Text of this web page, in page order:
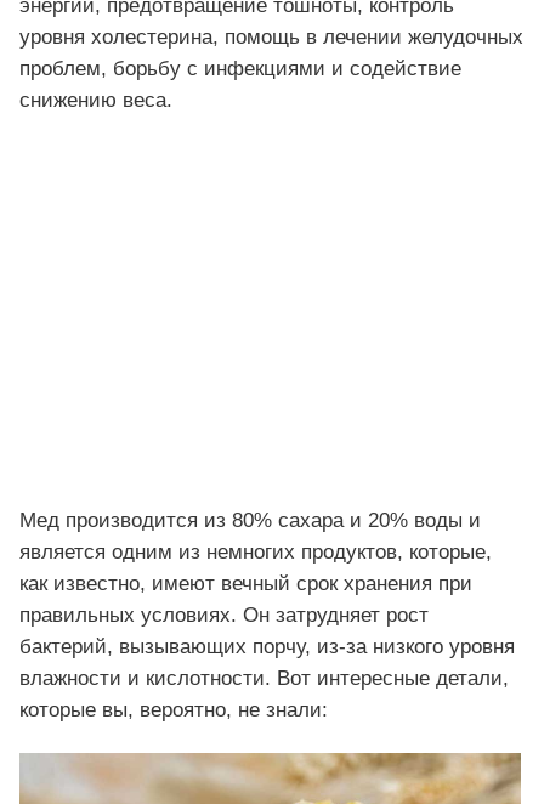
энергии, предотвращение тошноты, контроль
уровня холестерина, помощь в лечении желудочных
проблем, борьбу с инфекциями и содействие
снижению веса.
Мед производится из 80% сахара и 20% воды и
является одним из немногих продуктов, которые,
как известно, имеют вечный срок хранения при
правильных условиях. Он затрудняет рост
бактерий, вызывающих порчу, из-за низкого уровня
влажности и кислотности. Вот интересные детали,
которые вы, вероятно, не знали: